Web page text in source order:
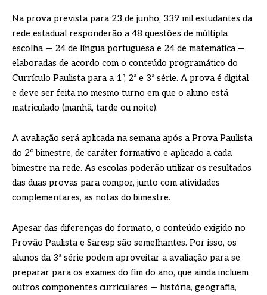
Na prova prevista para 23 de junho, 339 mil estudantes da
rede estadual responderão a 48 questões de múltipla
escolha — 24 de língua portuguesa e 24 de matemática —
elaboradas de acordo com o conteúdo programático do
Currículo Paulista para a 1ª, 2ª e 3ª série. A prova é digital
e deve ser feita no mesmo turno em que o aluno está
matriculado (manhã, tarde ou noite).
A avaliação será aplicada na semana após a Prova Paulista
do 2º bimestre, de caráter formativo e aplicado a cada
bimestre na rede. As escolas poderão utilizar os resultados
das duas provas para compor, junto com atividades
complementares, as notas do bimestre.
Apesar das diferenças do formato, o conteúdo exigido no
Provão Paulista e Saresp são semelhantes. Por isso, os
alunos da 3ª série podem aproveitar a avaliação para se
preparar para os exames do fim do ano, que ainda incluem
outros componentes curriculares — história, geografia,